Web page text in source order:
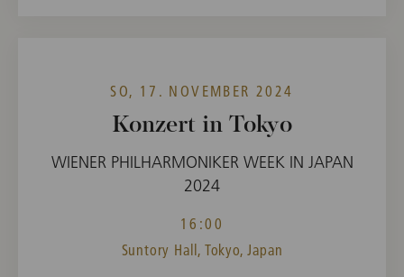
SO, 17. NOVEMBER 2024
Konzert in Tokyo
WIENER PHILHARMONIKER WEEK IN JAPAN
2024
16:00
Suntory Hall, Tokyo, Japan